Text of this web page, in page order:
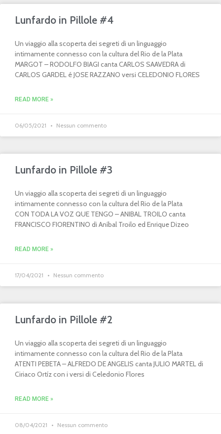
Lunfardo in Pillole #4
Un viaggio alla scoperta dei segreti di un linguaggio
intimamente connesso con la cultura del Rio de la Plata
MARGOT – RODOLFO BIAGI canta CARLOS SAAVEDRA di
CARLOS GARDEL é JOSE RAZZANO versi CELEDONIO FLORES
READ MORE »
06/05/2021 Nessun commento
Lunfardo in Pillole #3
Un viaggio alla scoperta dei segreti di un linguaggio
intimamente connesso con la cultura del Rio de la Plata
CON TODA LA VOZ QUE TENGO – ANIBAL TROILO canta
FRANCISCO FIORENTINO di Aníbal Troilo ed Enrique Dizeo
READ MORE »
17/04/2021 Nessun commento
Lunfardo in Pillole #2
Un viaggio alla scoperta dei segreti di un linguaggio
intimamente connesso con la cultura del Rio de la Plata
ATENTI PEBETA – ALFREDO DE ANGELIS canta JULIO MARTEL di
Ciriaco Ortíz con i versi di Celedonio Flores
READ MORE »
08/04/2021 Nessun commento